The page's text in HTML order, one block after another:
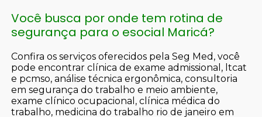
Você busca por onde tem rotina de
segurança para o esocial Maricá?
Confira os serviços oferecidos pela Seg Med, você
pode encontrar clínica de exame admissional, ltcat
e pcmso, análise técnica ergonômica, consultoria
em segurança do trabalho e meio ambiente,
exame clínico ocupacional, clínica médica do
trabalho, medicina do trabalho rio de janeiro em